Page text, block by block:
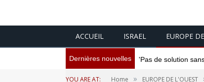
ACCUEIL ISRAEL EUROPE
Dernières nouvelles 'Pas de solution
YOU ARE AT: Home » EUROPE DE L'OUEST